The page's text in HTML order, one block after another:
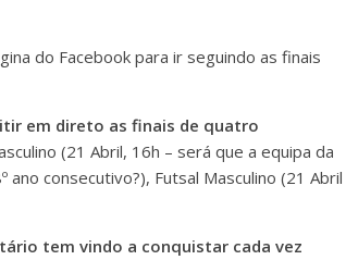
do Facebook para ir seguindo as finais
em direto as finais de quatro
(21 Abril, 16h – será que a equipa da
ano consecutivo?), Futsal Masculino (21 Abril
tem vindo a conquistar cada vez